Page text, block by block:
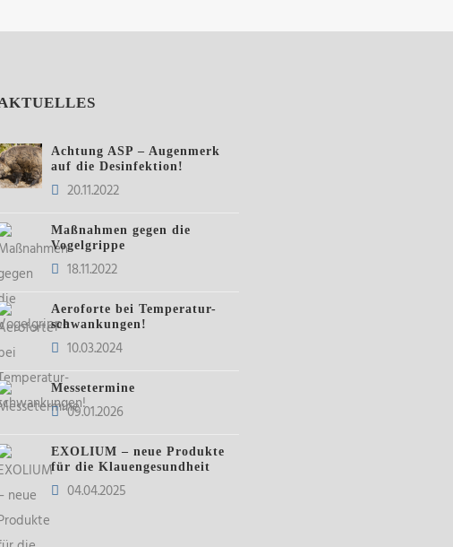
Achtung ASP – Augenmerk
auf die Desinfektion!
20.11.2022
Maßnahmen gegen die
Vogelgrippe
18.11.2022
Aeroforte bei Temperatur-
schwankungen!
10.03.2024
Messetermine
09.01.2026
EXOLIUM – neue Produkte
für die Klauengesundheit
04.04.2025